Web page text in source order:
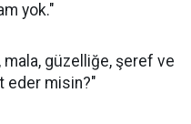
yok."
güzelliğe, şeref ve
eder misin?"